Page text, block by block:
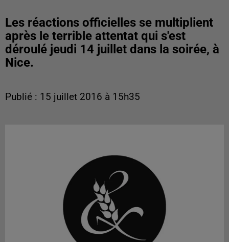
Les réactions officielles se multiplient
après le terrible attentat qui s'est
déroulé jeudi 14 juillet dans la soirée, à
Nice.
Publié : 15 juillet 2016 à 15h35